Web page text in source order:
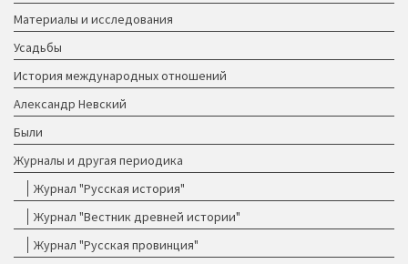
Материалы и исследования
Усадьбы
История международных отношений
Александр Невский
Были
Журналы и другая периодика
Журнал "Русская история"
Журнал "Вестник древней истории"
Журнал "Русская провинция"